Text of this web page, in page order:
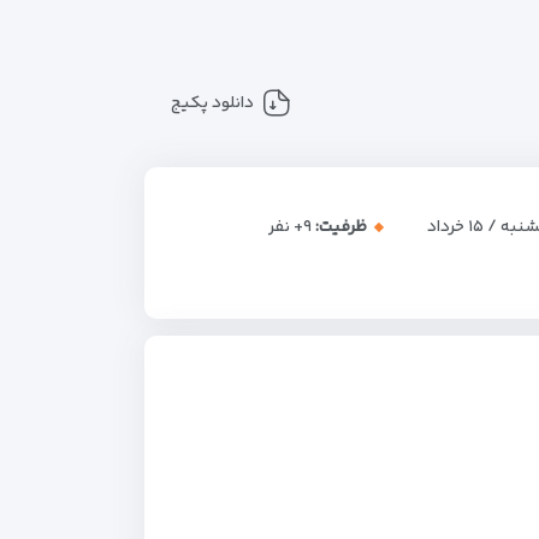
دانلود پکیج
/ ۱۵ خرداد ظرفیت:+۹ نفر